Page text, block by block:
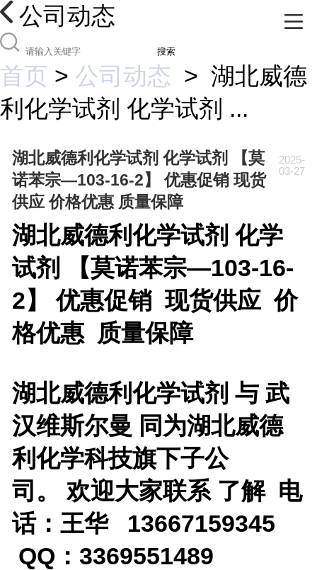
公司动态
搜索
首页 > 公司动态 > 湖北威德
利化学试剂 化学试剂 ...
湖北威德利化学试剂 化学试剂 【莫
诺苯宗—103-16-2】 优惠促销 现货
供应 价格优惠 质量保障
2025-
03-27
湖北威德利化学试剂 化学
试剂 【莫诺苯宗—103-16-
2】 优惠促销 现货供应 价
格优惠 质量保障
湖北威德利化学试剂 与 武
汉维斯尔曼 同为湖北威德
利化学科技旗下子公
司。 欢迎大家联系 了解 电
话：王华 13667159345
QQ：3369551489